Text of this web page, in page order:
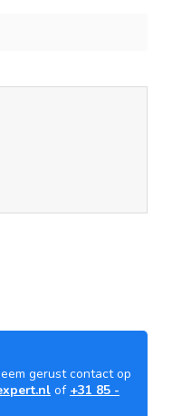
gerust contact op
of +31 85 -